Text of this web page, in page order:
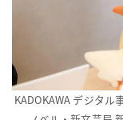
KADOKAWA デジタル